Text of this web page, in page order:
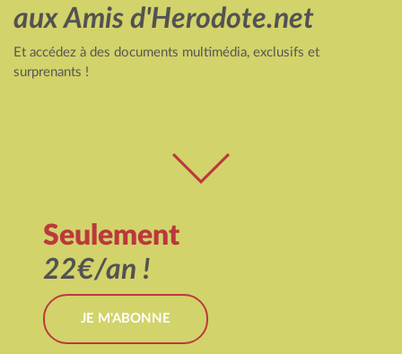
aux Amis d'Herodote.net
Et accédez à des documents multimédia, exclusifs et
surprenants !
Seulement
22€/an !
JE M'ABONNE